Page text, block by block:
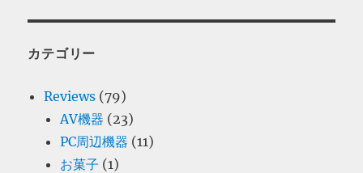
カテゴリー
Reviews (79)
AV機器 (23)
PC周辺機器 (11)
お菓子 (1)